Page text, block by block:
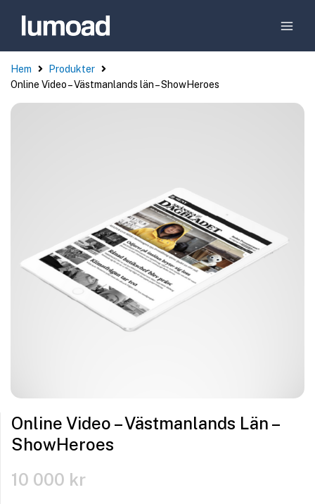
Hem
Produkter
Online Video – Västmanlands län – ShowHeroes
Online Video – Västmanlands Län –
ShowHeroes
10 000 kr